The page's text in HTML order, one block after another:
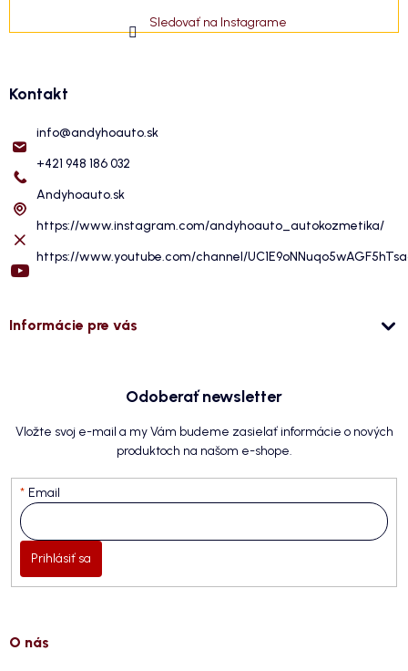
Sledovať na Instagrame
Kontakt
info@andyhoauto.sk
+421 948 186 032
Andyhoauto.sk
https://www.instagram.com/andyhoauto_autokozmetika/
https://www.youtube.com/channel/
Informácie pre vás
Odoberať newsletter
Vložte svoj e-mail a my Vám budeme zasielať informácie o nových
produktoch na našom e-shope.
Email
Prihlásiť sa
O nás